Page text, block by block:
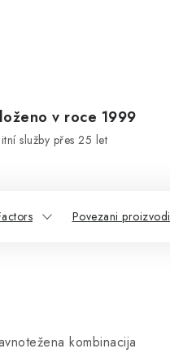
v roce 1999
služby přes 25 let
Povezani proizvodi
kombinacija